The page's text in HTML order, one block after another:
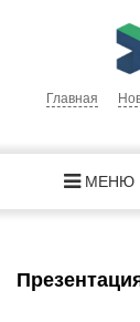
Главная
МЕНЮ